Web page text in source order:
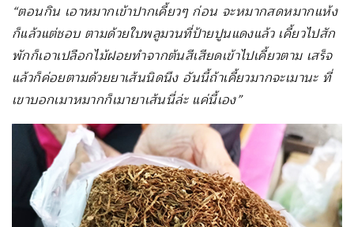
“ตอนกิน เอาหมากเข้าปากเคี้ยวๆ ก่อน จะหมากสดหมากแห้ง
ก็แล้วแต่ชอบ ตามด้วยใบพลูมวนที่ป้ายปูนแดงแล้ว เคี้ยวไปสัก
พักก็เอาเปลือกไม้ฝอยทำจากต้นสีเสียดเข้าไปเคี้ยวตาม เสร็จ
แล้วก็ค่อยตามด้วยยาเส้นนิดนึง อันนี้ถ้าเคี้ยวมากจะเมานะ ที่
เขาบอกเมาหมากก็เมายาเส้นนี่ล่ะ แค่นี้เอง”